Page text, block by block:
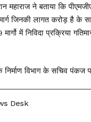
महाराज ने बताया कि
जिनकी लागत करोड़ है के
में निविदा प्रक्रिया
निर्माण विभाग के सचिव
Desk